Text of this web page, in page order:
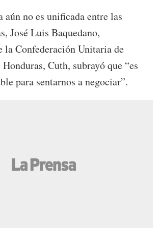
aún no es unificada entre las
José Luis Baquedano,
la Confederación Unitaria de
Cuth, subrayó que “es
para sentarnos a negociar”.